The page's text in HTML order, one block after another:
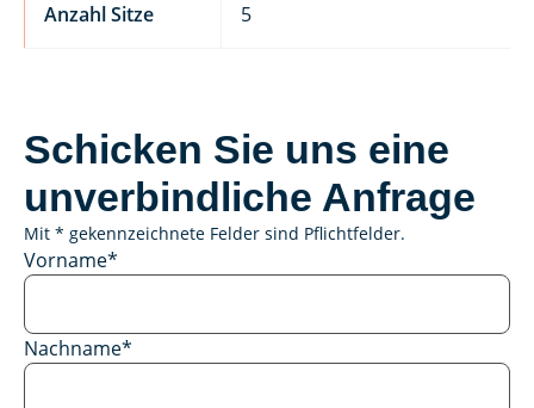
Anzahl Sitze 5
Schicken Sie uns eine
unverbindliche Anfrage
Mit * gekennzeichnete Felder sind Pflichtfelder.
Vorname*
Nachname*